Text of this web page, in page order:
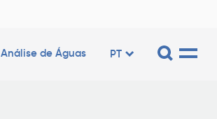
Análise de Águas PT